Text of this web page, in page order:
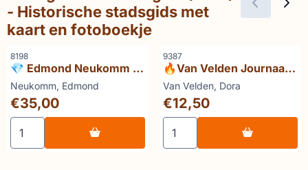
- Historische stadsgids met
kaart en fotoboekje
Référence
8198
💎 Edmond Neukomm -
Les dompteurs de la mer
Les Normands
Marque :
Neukomm, Edmond
Prix: 35,00
€35,00
Choisir la quantité pour 💎 Edmond Neukomm - Les
Référence
9387
🔥Van Velden Journaal
van WHJ baron van
Westreenen
Marque :
Van Velden, Dora
Prix: 12,50
€12,50
Choisir la quantité pour